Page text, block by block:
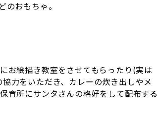
のおもちゃ。
お絵描き教室をさせてもらったり(実は
協力をいただき、カレーの炊き出しやメ
育所にサンタさんの格好をして配布する